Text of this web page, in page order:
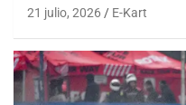
21 julio, 2026 E-Kart